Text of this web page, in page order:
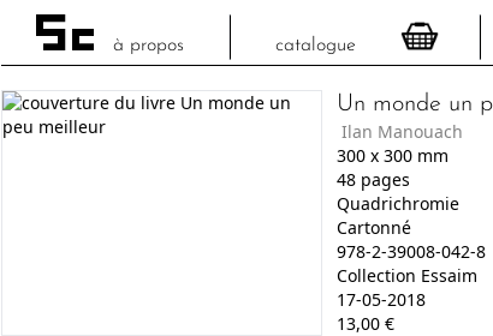
à propos catalogue
Un monde un
Ilan Manouach
300x 300mm
48pages
Quadrichromie
Cartonné
978-2-39008-042-8
Collection Essaim
17-05-2018
13,00€